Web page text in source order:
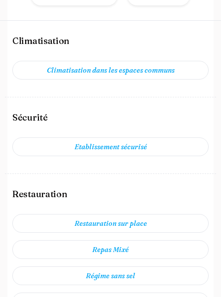
Climatisation
Climatisation dans les espaces communs
Sécurité
Etablissement sécurisé
Restauration
Restauration sur place
Repas Mixé
Régime sans sel